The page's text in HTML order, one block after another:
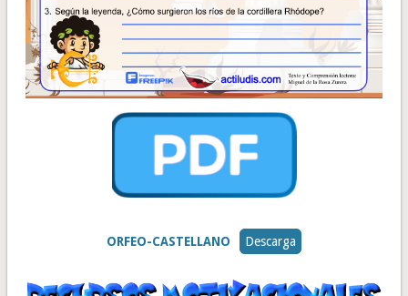
ORFEO-CASTELLANO Descarga